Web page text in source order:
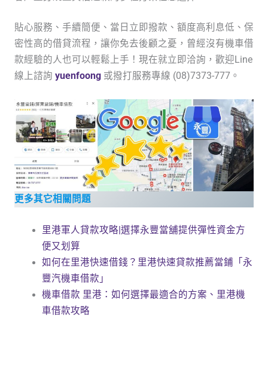
貼心服務、手續簡便、當日立即撥款、額度高利息低、保
密性高的借貸流程，讓你免去後顧之憂，曾經沒有機車借
款經驗的人也可以輕鬆上手！現在就立即洽詢，歡迎Line
線上諮詢 yuenfoong 或撥打服務專線 (08)7373-777。
更多其它相關問題
里港軍人貸款攻略|選擇永豐當舖提供彈性資金方
便又划算
如何在里港快速借錢？里港快速貸款推薦當鋪「永
豐汽機車借款」
機車借款 里港：如何選擇最適合的方案、里港機
車借款攻略